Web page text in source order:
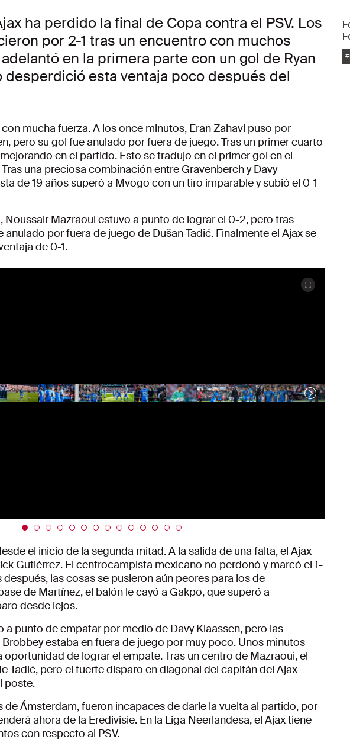
ha perdido la final de Copa contra el PSV. Los
por 2-1 tras un encuentro con muchos
en la primera parte con un gol de Ryan
desperdició esta ventaja poco después del
mucha fuerza. A los once minutos, Eran Zahavi puso por
pero su gol fue anulado por fuera de juego. Tras un primer cuarto
en el partido. Esto se tradujo en el primer gol en el
una preciosa combinación entre Gravenberch y Davy
de 19 años superó a Mvogo con un tiro imparable y subió el 0-1
Noussair Mazraoui estuvo a punto de lograr el 0-2, pero tras
anulado por fuera de juego de Dušan Tadić. Finalmente el Ajax se
de 0-1.
el inicio de la segunda mitad. A la salida de una falta, el Ajax
Gutiérrez. El centrocampista mexicano no perdonó y marcó el 1-
las cosas se pusieron aún peores para los de
de Martínez, el balón le cayó a Gakpo, que superó a
desde lejos.
a punto de empatar por medio de Davy Klaassen, pero las
estaba en fuera de juego por muy poco. Unos minutos
de lograr el empate. Tras un centro de Mazraoui, el
Tadić, pero el fuerte disparo en diagonal del capitán del Ajax
poste.
de Ámsterdam, fueron incapaces de darle la vuelta al partido, por
ahora de la Eredivisie. En la Liga Neerlandesa, el Ajax tiene
con respecto al PSV.